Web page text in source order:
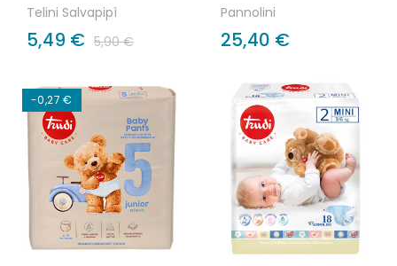
Telini Salvapipì
5,49 € 5,90 €
Pannolini
25,40 €
-0,27 €